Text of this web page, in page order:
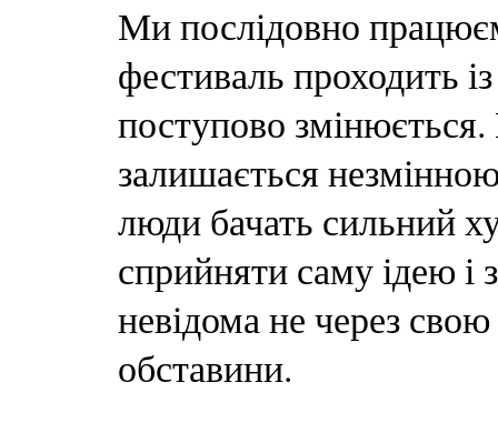
Ми послідовно
фестиваль проходить
поступово змінюється.
залишається
люди бачать сильний
сприйняти саму ідею і
невідома не через
обставини.